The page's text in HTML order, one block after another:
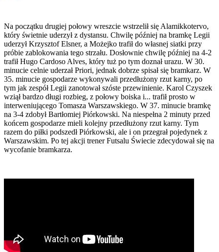
Na początku drugiej połowy wreszcie wstrzelił się Alamikkotervo,
który świetnie uderzył z dystansu. Chwilę później na bramkę Legii
uderzył Krzysztof Elsner, a Możejko trafił do własnej siatki przy
próbie zablokowania tego strzału. Dosłownie chwilę później na 4-2
trafił Hugo Cardoso Alves, który tuż po tym doznał urazu. W 30.
minucie celnie uderzał Priori, jednak dobrze spisał się bramkarz. W
35. minucie gospodarze wykonywali przedłużony rzut karny, po
tym jak zespół Legii zanotował szóste przewinienie. Karol Czyszek
wziął bardzo długi rozbieg, z połowy boiska i... trafił prosto w
interweniującego Tomasza Warszawskiego. W 37. minucie bramkę
na 3-4 zdobył Bartłomiej Piórkowski. Na niespełna 2 minuty przed
końcem gospodarze mieli kolejny przedłużony rzut karny. Tym
razem do piłki podszedł Piórkowski, ale i on przegrał pojedynek z
Warszawskim. Po tej akcji trener Futsalu Świecie zdecydował się na
wycofanie bramkarza.